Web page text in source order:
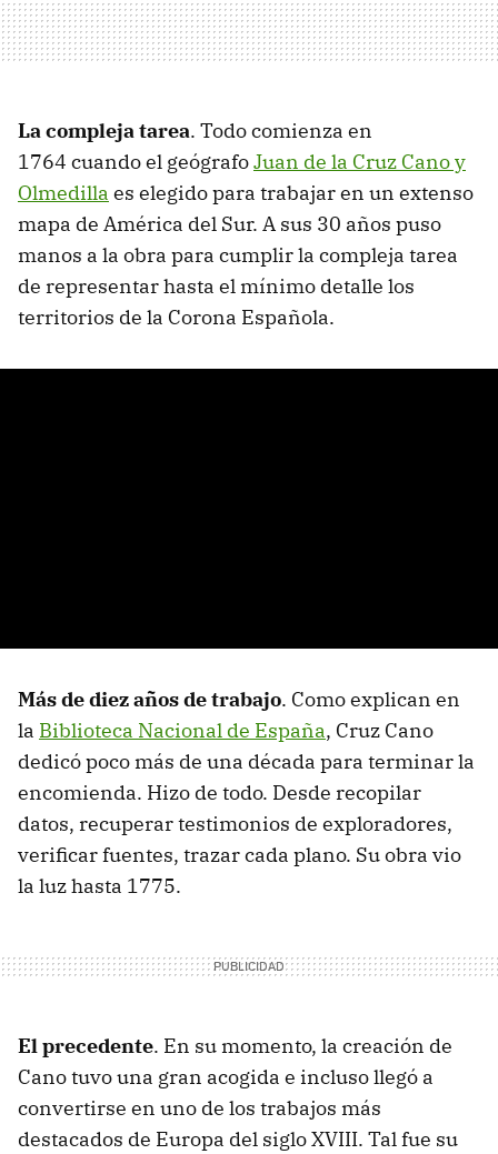
La compleja tarea. Todo comienza en
1764 cuando el geógrafoJuan de la Cruz Cano y
Olmedilla es elegido para trabajar en un extenso
mapa de América del Sur. A sus 30 años puso
manos a la obra para cumplir la compleja tarea
de representar hasta el mínimo detalle los
territorios de la Corona Española.
Más de diez años de trabajo. Como explican en
la Biblioteca Nacional de España, Cruz Cano
dedicó poco más de una década para terminar la
encomienda. Hizo de todo. Desde recopilar
datos, recuperar testimonios de exploradores,
verificar fuentes, trazar cada plano. Su obra vio
la luz hasta 1775.
El precedente. En su momento, la creación de
Cano tuvo una gran acogida e incluso llegó a
convertirse en uno de los trabajos más
destacados de Europa del siglo XVIII. Tal fue su